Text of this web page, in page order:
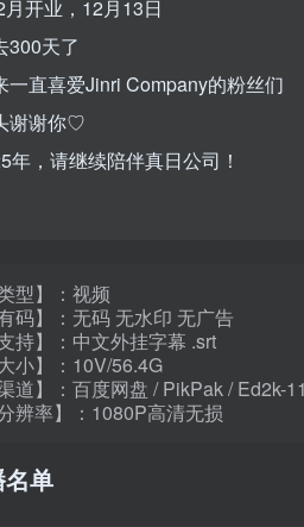
开业，12月13日
300天了
一直喜爱Jinri Company的粉丝们
谢谢你♡
年，请继续陪伴真日公司！
型】：视频
码】：无码 无水印 无广告
持】：中文外挂字幕 .srt
小】：10V/56.4G
渠道】：百度网盘 / PikPak / Ed2k-
分辨率】：1080P高清无损
单